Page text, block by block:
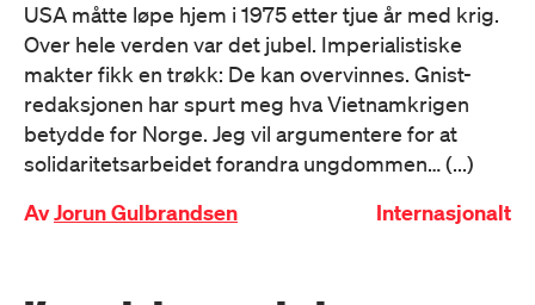
USA måtte løpe hjem i 1975 etter tjue år med krig.
Over hele verden var det jubel. Imperialistiske
makter fikk en trøkk: De kan overvinnes. Gnist-
redaksjonen har spurt meg hva Vietnamkrigen
betydde for Norge. Jeg vil argumentere for at
solidaritetsarbeidet forandra ungdommen… (...)
AvJorun Gulbrandsen Internasjonalt